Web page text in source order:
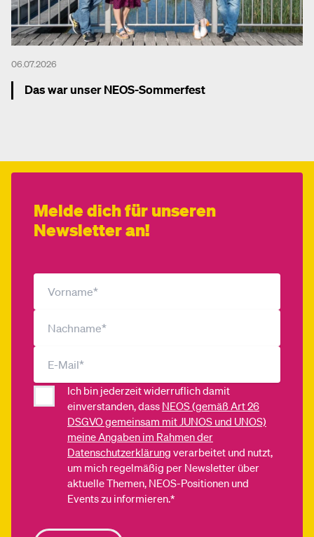
06.07.2026
Das war unser NEOS-Sommerfest
Melde dich für unseren
Newsletter an!
Ich bin jederzeit widerruflich damit
einverstanden, dass NEOS (gemäß Art 26
DSGVO gemeinsam mit JUNOS und UNOS)
meine Angaben im Rahmen der
Datenschutzerklärung verarbeitet und nutzt,
um mich regelmäßig per Newsletter über
aktuelle Themen, NEOS-Positionen und
Events zu informieren.*